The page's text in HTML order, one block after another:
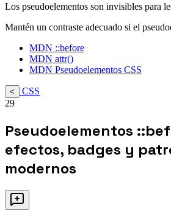
Los pseudoelementos son invisibles para
Mantén un contraste adecuado si el
MDN ::before
MDN attr()
MDN Pseudoelementos CSS
<
CSS
29
Pseudoelementos
efectos, badges y
modernos